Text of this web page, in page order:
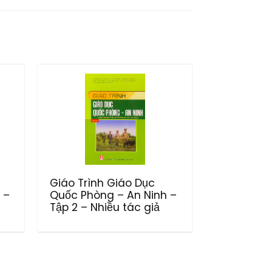
–
Giáo Trình Giáo Dục
Quốc Phòng – An Ninh –
Tập 2 – Nhiều tác giả